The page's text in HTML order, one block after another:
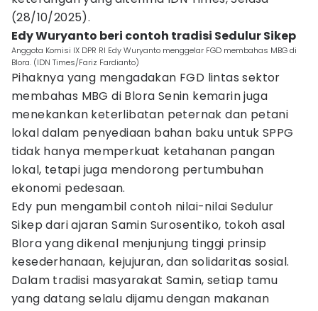
(28/10/2025).
Edy Wuryanto beri contoh tradisi Sedulur Sikep
Anggota Komisi IX DPR RI Edy Wuryanto menggelar FGD membahas MBG di
Blora. (IDN Times/Fariz Fardianto)
Pihaknya yang mengadakan FGD lintas sektor
membahas MBG di Blora Senin kemarin juga
menekankan keterlibatan peternak dan petani
lokal dalam penyediaan bahan baku untuk SPPG
tidak hanya memperkuat ketahanan pangan
lokal, tetapi juga mendorong pertumbuhan
ekonomi pedesaan.
Edy pun mengambil contoh nilai-nilai Sedulur
Sikep dari ajaran Samin Surosentiko, tokoh asal
Blora yang dikenal menjunjung tinggi prinsip
kesederhanaan, kejujuran, dan solidaritas sosial.
Dalam tradisi masyarakat Samin, setiap tamu
yang datang selalu dijamu dengan makanan